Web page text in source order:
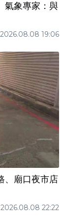
氣象專家：與
2026.08.08 19:06
、廟口夜市店
2026.08.08 22:22